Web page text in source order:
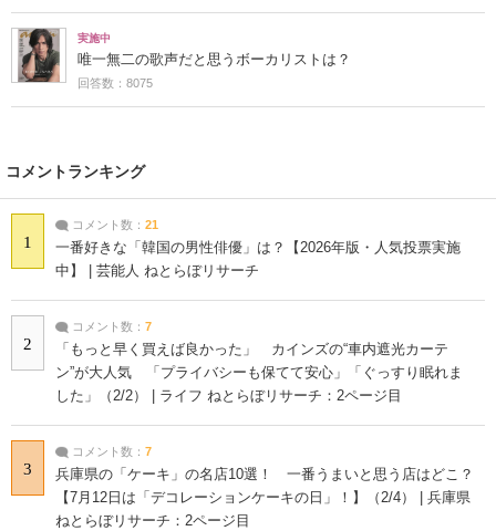
実施中
唯一無二の歌声だと思うボーカリストは？
回答数：8075
コメントランキング
1
コメント数： 21
一番好きな「韓国の男性俳優」は？【2026年版・人気投票実施
中】 | 芸能人 ねとらぼリサーチ
2
コメント数： 7
「もっと早く買えば良かった」 カインズの“車内遮光カーテ
ン”が大人気 「プライバシーも保てて安心」「ぐっすり眠れま
した」（2/2） | ライフ ねとらぼリサーチ：2ページ目
3
コメント数： 7
兵庫県の「ケーキ」の名店10選！ 一番うまいと思う店はどこ？
【7月12日は「デコレーションケーキの日」！】（2/4） | 兵庫県
ねとらぼリサーチ：2ページ目